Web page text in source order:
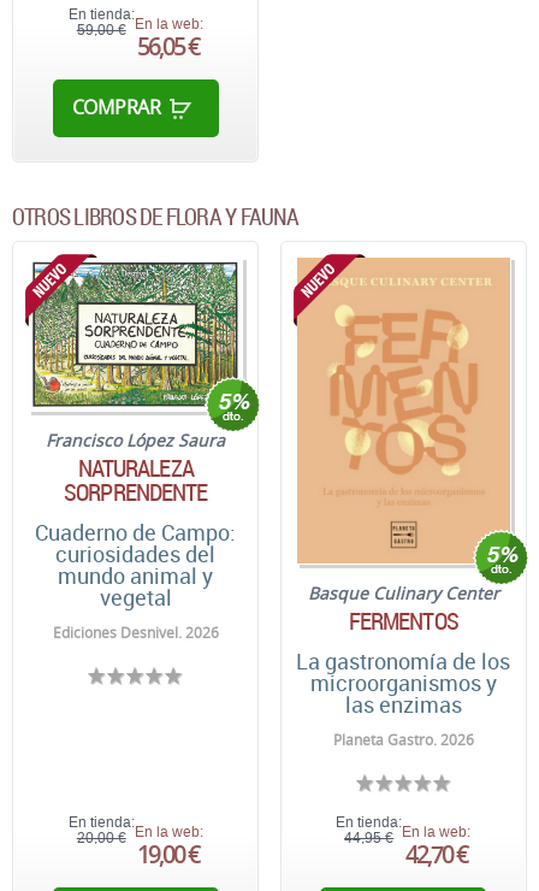
En tienda:
59,00 € En la web:
56,05 €
COMPRAR
OTROS LIBROS DE FLORA Y FAUNA
Francisco López Saura
NATURALEZA
SORPRENDENTE
Cuaderno de Campo:
curiosidades del
mundo animal y
vegetal
Ediciones Desnivel. 2026
En tienda:
20,00 € En la web:
19,00 €
Basque Culinary Center
FERMENTOS
La gastronomía de los
microorganismos y
las enzimas
Planeta Gastro. 2026
En tienda:
44,95 € En la web:
42,70 €